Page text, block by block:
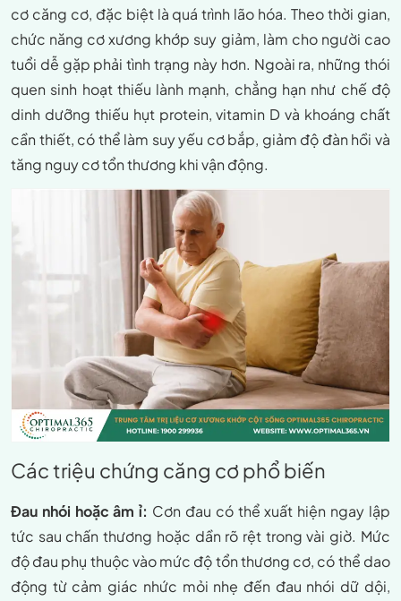
cơ căng cơ, đặc biệt là quá trình lão hóa. Theo thời gian,
chức năng cơ xương khớp suy giảm, làm cho người cao
tuổi dễ gặp phải tình trạng này hơn. Ngoài ra, những thói
quen sinh hoạt thiếu lành mạnh, chẳng hạn như chế độ
dinh dưỡng thiếu hụt protein, vitamin D và khoáng chất
cần thiết, có thể làm suy yếu cơ bắp, giảm độ đàn hồi và
tăng nguy cơ tổn thương khi vận động.
Các triệu chứng căng cơ phổ biến
Đau nhói hoặc âm ỉ: Cơn đau có thể xuất hiện ngay lập
tức sau chấn thương hoặc dần rõ rệt trong vài giờ. Mức
độ đau phụ thuộc vào mức độ tổn thương cơ, có thể dao
động từ cảm giác nhức mỏi nhẹ đến đau nhói dữ dội,